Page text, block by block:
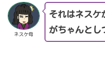
ネスケ母
それはネスケ
がちゃんとし